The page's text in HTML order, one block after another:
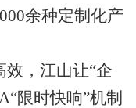
余种定制化产
，江山让“企
限时快响”机制